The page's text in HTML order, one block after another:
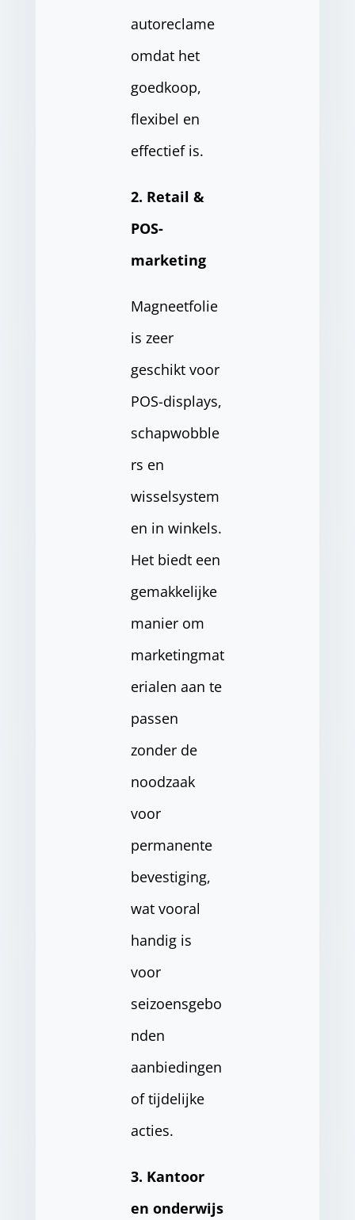
autoreclame
omdat het
goedkoop,
flexibel en
effectief is.
2. Retail &
POS-
marketing
Magneetfolie
is zeer
geschikt voor
POS-displays,
schapwobble
rs en
wisselsystem
en in winkels.
Het biedt een
gemakkelijke
manier om
marketingmat
erialen aan te
passen
zonder de
noodzaak
voor
permanente
bevestiging,
wat vooral
handig is
voor
seizoensgebo
nden
aanbiedingen
of tijdelijke
acties.
3. Kantoor
en onderwijs